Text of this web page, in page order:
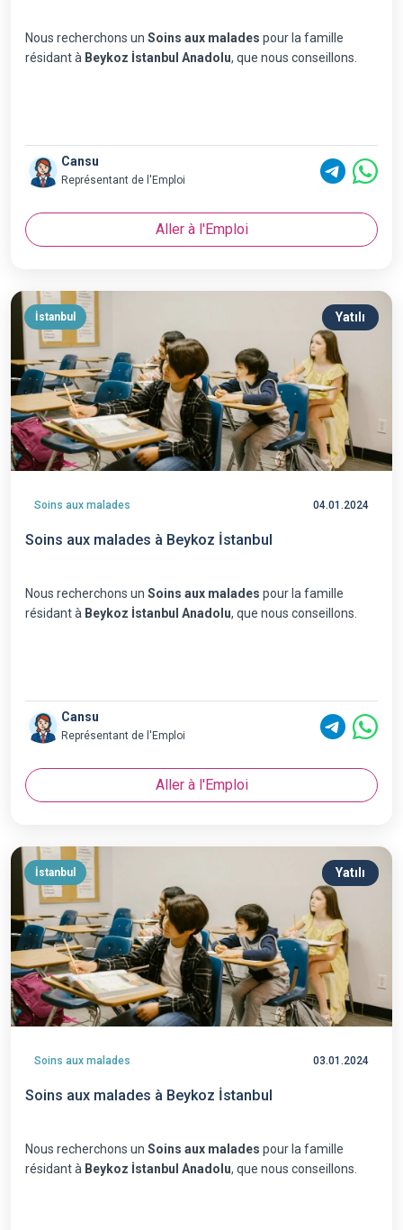
Nous recherchons un Soins aux malades pour la famille
résidant à Beykoz İstanbul Anadolu, que nous conseillons.
Cansu
Représentant de l'Emploi
Aller à l'Emploi
İstanbul Yatılı
Soins aux malades 04.01.2024
Soins aux malades à Beykoz İstanbul
Nous recherchons un Soins aux malades pour la famille
résidant à Beykoz İstanbul Anadolu, que nous conseillons.
Cansu
Représentant de l'Emploi
Aller à l'Emploi
İstanbul Yatılı
Soins aux malades 03.01.2024
Soins aux malades à Beykoz İstanbul
Nous recherchons un Soins aux malades pour la famille
résidant à Beykoz İstanbul Anadolu, que nous conseillons.